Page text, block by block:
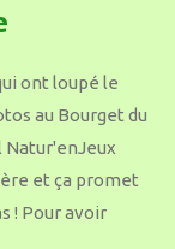
ont loupé le
au Bourget du
Natur'enJeux
et ça promet
! Pour avoir